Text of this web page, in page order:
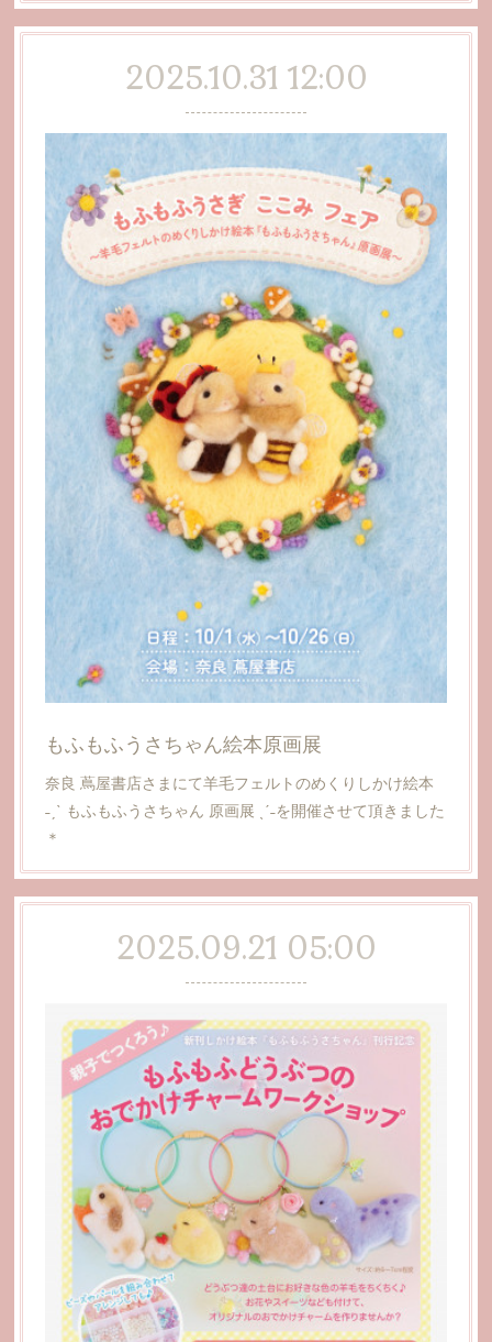
2025.10.31 12:00
もふもふうさちゃん絵本原画展
奈良 蔦屋書店さまにて羊毛フェルトのめくりしかけ絵本
˗ˏˋ もふもふうさちゃん 原画展 ˎˊ˗を開催させて頂きました
＊
2025.09.21 05:00